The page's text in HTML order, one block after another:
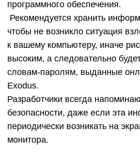
программного обеспечения.
Рекомендуется хранить
чтобы не возникло ситуация
к вашему компьютеру, иначе
высоким, а следовательно
словам-паролям, выданные
Exodus.
Разработчики всегда
безопасности, даже если эта
периодически возникать на
монитора.